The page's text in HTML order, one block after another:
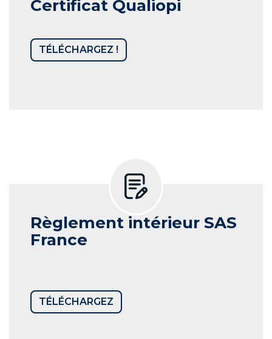
Certificat Qualiopi
TÉLÉCHARGEZ !
Règlement intérieur SAS
France
TÉLÉCHARGEZ